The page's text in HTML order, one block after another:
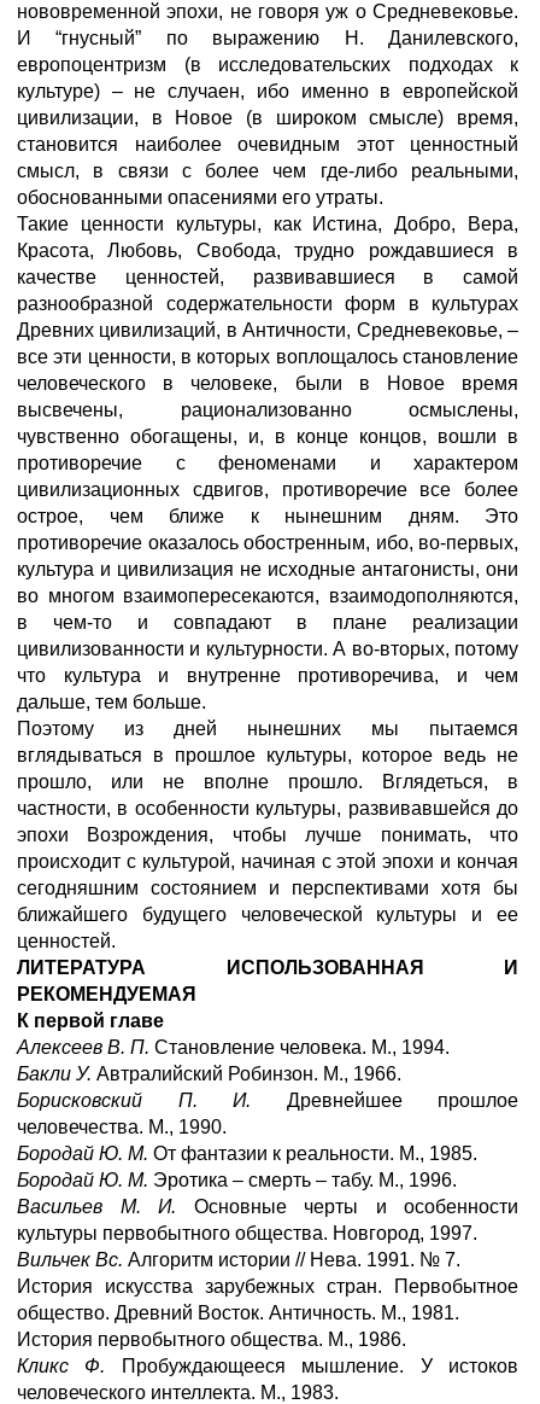
нововременной эпохи, не говоря уж о Средневековье.
И “гнусный” по выражению Н. Данилевского,
европоцентризм (в исследовательских подходах к
культуре) – не случаен, ибо именно в европейской
цивилизации, в Новое (в широком смысле) время,
становится наиболее очевидным этот ценностный
смысл, в связи с более чем где-либо реальными,
обоснованными опасениями его утраты.
Такие ценности культуры, как Истина, Добро, Вера,
Красота, Любовь, Свобода, трудно рождавшиеся в
качестве ценностей, развивавшиеся в самой
разнообразной содержательности форм в культурах
Древних цивилизаций, в Античности, Средневековье, –
все эти ценности, в которых воплощалось становление
человеческого в человеке, были в Новое время
высвечены, рационализованно осмыслены,
чувственно обогащены, и, в конце концов, вошли в
противоречие с феноменами и характером
цивилизационных сдвигов, противоречие все более
острое, чем ближе к нынешним дням. Это
противоречие оказалось обостренным, ибо, во-первых,
культура и цивилизация не исходные антагонисты, они
во многом взаимопересекаются, взаимодополняются,
в чем-то и совпадают в плане реализации
цивилизованности и культурности. А во-вторых, потому
что культура и внутренне противоречива, и чем
дальше, тем больше.
Поэтому из дней нынешних мы пытаемся
вглядываться в прошлое культуры, которое ведь не
прошло, или не вполне прошло. Вглядеться, в
частности, в особенности культуры, развивавшейся до
эпохи Возрождения, чтобы лучше понимать, что
происходит с культурой, начиная с этой эпохи и кончая
сегодняшним состоянием и перспективами хотя бы
ближайшего будущего человеческой культуры и ее
ценностей.
ЛИТЕРАТУРА
ИСПОЛЬЗОВАННАЯ И
РЕКОМЕНДУЕМАЯ
К первой главе
Алексеев В. П. Становление человека. М., 1994.
Бакли У. Автралийский Робинзон. М., 1966.
Борисковский П. И. Древнейшее прошлое
человечества. М., 1990.
Бородай Ю. М. От фантазии к реальности. М., 1985.
Бородай Ю. М. Эротика – смерть – табу. М., 1996.
Васильев М. И. Основные черты и особенности
культуры первобытного общества. Новгород, 1997.
Вильчек Вс. Алгоритм истории // Нева. 1991. № 7.
История искусства зарубежных стран. Первобытное
общество. Древний Восток. Античность. М., 1981.
История первобытного общества. М., 1986.
Кликс Ф.
Пробуждающееся мышление. У истоков
человеческого интеллекта. М., 1983.